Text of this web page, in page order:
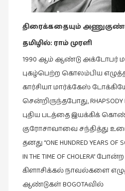
இந்திய
இலக்கியம்
இயற்கை
இலக்கியம்
இன்னொரு
கவிதை
திரைக்கதையும்
தமிழில்: ராம் முரளி
1990 ஆம் ஆண்டு அக்டோபர்
புகழ்பெற்ற கொலம்பிய
கார்சியா மார்க்கேஸ்
சென்றிருந்தபோது, RHAPSODY
புதிய படத்தை இயக்கிக்
குரோசாவாவை சந்தித்து
தனது “ONE HUNDRED YEARS OF
IN THE TIME OF CHOLERA”
கிளாசிக்கல் நாவல்களை
ஆண்டுகள் BOGOTAவில்